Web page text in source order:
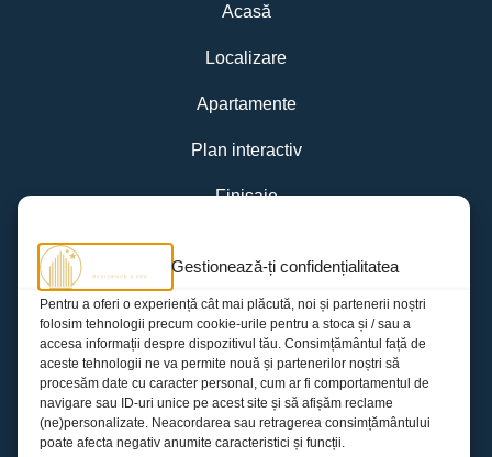
Gestionează-ți confidențialitatea
Pentru a oferi o experiență cât mai plăcută, noi și partenerii noștri
folosim tehnologii precum cookie-urile pentru a stoca și / sau a
accesa informații despre dispozitivul tău. Consimțământul față de
aceste tehnologii ne va permite nouă și partenerilor noștri să
procesăm date cu caracter personal, cum ar fi comportamentul de
navigare sau ID-uri unice pe acest site și să afișăm reclame
(ne)personalizate. Neacordarea sau retragerea consimțământului
poate afecta negativ anumite caracteristici și funcții.
Acasă
Localizare
Apartamente
Plan interactiv
Finisaje
Contact
APARTAMENTE
Apartamente studio